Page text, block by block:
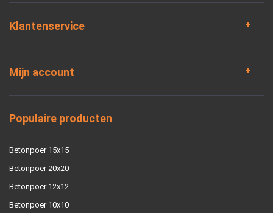
Klantenservice
Mijn account
Populaire producten
Betonpoer 15x15
Betonpoer 20x20
Betonpoer 12x12
Betonpoer 10x10